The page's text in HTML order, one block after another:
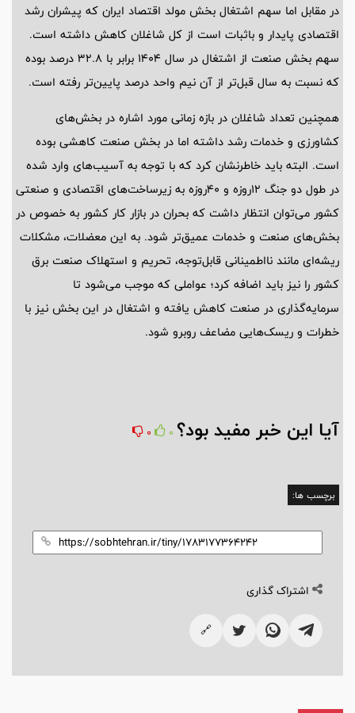
در مقابل اما سهم اشتغال بخش مولد اقتصاد ایران که پیشران رشد
اقتصادی پایدار و باثبات است از کل شاغلان کاهش داشته است.
سهم بخش صنعت از اشتغال در سال 1404 برابر با 32.8 درصد بوده
که نسبت به سال قبل‌تر از آن نیم واحد درصد پایین‌تر رفته است.
همچنین تعداد شاغلان در بازه زمانی مورد اشاره در بخش‌های
کشاورزی و خدمات رشد داشته اما در بخش صنعت کاهشی بوده
است. البته باید خاطرنشان کرد که با توجه به آسیب‌های وارد شده
در طول دو جنگ 12روزه و 40روزه به زیرساخت‌های اقتصادی و صنعتی
کشور می‌توان انتظار داشت که بحران در بازار کار کشور به خصوص در
بخش‌های صنعت و خدمات عمیق‌تر شود. به این معضلات، مشکلات
ریشه‌ای مانند نااطمینانی قابل‌توجه، تحریم و استهلاک صنعت برق
کشور را نیز باید اضافه کرد؛ عواملی که موجب می‌شود تا
سرمایه‌گذاری در صنعت کاهش یافته و اشتغال در این بخش نیز با
خطرات و ریسک‌هایی مضاعف روبرو شود.
آیا این خبر مفید بود؟ 0
0
برچسب ها:
اشتراک گذاری
🔗